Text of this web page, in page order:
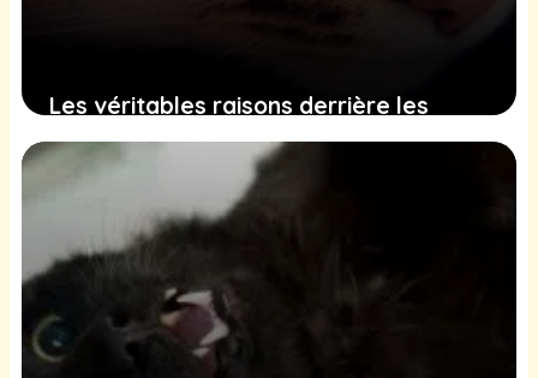
Les véritables raisons derrière les
pleurs de votre chat et comment y
remédier
19 décembre 2024